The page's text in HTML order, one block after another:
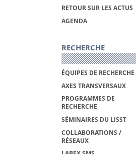
RETOUR SUR LES ACTUS
AGENDA
RECHERCHE
ÉQUIPES DE RECHERCHE
AXES TRANSVERSAUX
PROGRAMMES DE
RECHERCHE
SÉMINAIRES DU LISST
COLLABORATIONS /
RÉSEAUX